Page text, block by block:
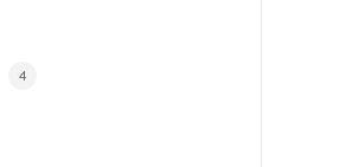
4